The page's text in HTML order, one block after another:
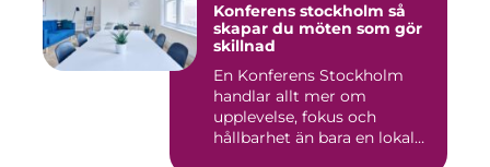
Konferens stockholm så
skapar du möten som gör
skillnad
En Konferens Stockholm
handlar allt mer om
upplevelse, fokus och
hållbarhet än bara en lokal